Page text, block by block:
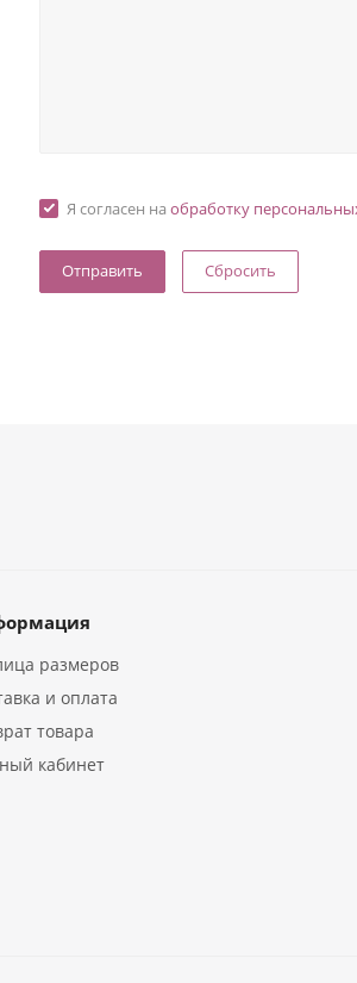
Я согласен на обработку
Сбросить
размеров
и оплата
товара
кабинет